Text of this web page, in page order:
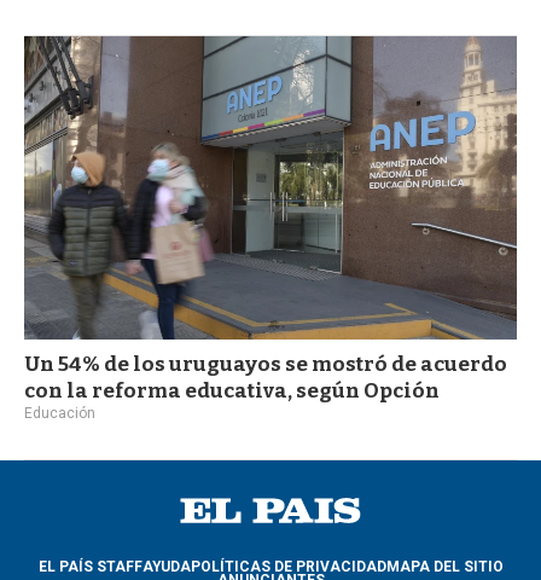
Un 54% de los uruguayos se mostró de acuerdo
con la reforma educativa, según Opción
Educación
EL PAÍS STAFFAYUDAPOLÍTICAS DE PRIVACIDADMAPA DEL SITIO